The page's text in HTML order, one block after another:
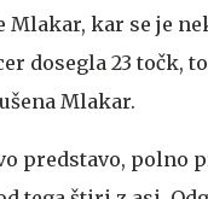
kar se je
dosegla 23 točk,
Mlakar.
predstavo, polno